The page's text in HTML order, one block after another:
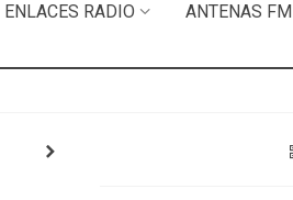
ENLACES RADIO
ANTENAS FM